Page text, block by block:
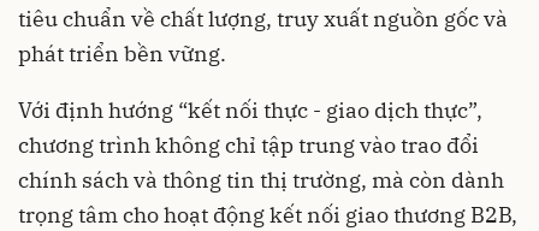
tiêu chuẩn về chất lượng, truy xuất nguồn gốc và
phát triển bền vững.
Với định hướng “kết nối thực - giao dịch thực”,
chương trình không chỉ tập trung vào trao đổi
chính sách và thông tin thị trường, mà còn dành
trọng tâm cho hoạt động kết nối giao thương B2B,